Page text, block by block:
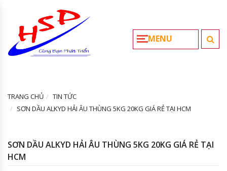
MENU
TRANG CHỦ
TIN TỨC
SƠN DẦU ALKYD HẢI ÂU THÙNG 5KG 20KG GIÁ RẺ TẠI HCM
SƠN DẦU ALKYD HẢI ÂU THÙNG 5KG 20KG GIÁ RẺ TẠI
HCM